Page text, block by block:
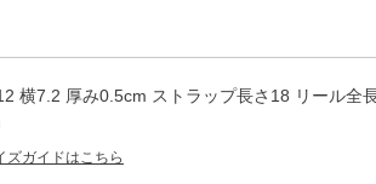
横7.2 厚み0.5cm ストラップ長さ18 リール全
ズガイドはこちら